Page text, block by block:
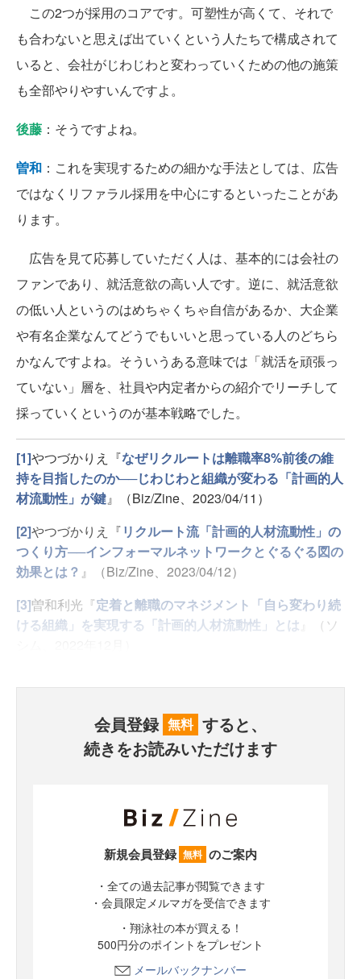
この2つが採用のコアです。可塑性が高くて、それで
も合わないと思えば出ていくという人たちで構成されて
いると、会社がじわじわと変わっていくための他の施策
も全部やりやすいんですよ。
後藤 ：そうですよね。
曽和 ：これを実現するための細かな手法としては、広告
ではなくリファラル採用を中心にするといったことがあ
ります。
広告を見て応募していただく人は、基本的には会社の
ファンであり、就活意欲の高い人です。逆に、就活意欲
の低い人というのはめちゃくちゃ自信があるか、大企業
や有名企業なんてどうでもいいと思っている人のどちら
かなんですよね。そういうある意味では「就活を頑張っ
ていない」層を、社員や内定者からの紹介でリーチして
採っていくというのが基本戦略でした。
[1]やつづかりえ『なぜリクルートは離職率8%前後の維
持を目指したのか──じわじわと組織が変わる「計画的人
材流動性」が鍵』（Biz/Zine、2023/04/11）
[2]やつづかりえ『リクルート流「計画的人材流動性」の
つくり方──インフォーマルネットワークとぐるぐる図の
効果とは？ 』（Biz/Zine、2023/04/12）
[3]曽和利光『定着と離職のマネジメント「自ら変わり続
ける組織」を実現する「計画的人材流動性」とは 』（ソ
会員登録 無料 すると、
続きをお読みいただけます
新規会員登録 無料 のご案内
・全ての過去記事が閲覧できます
・会員限定メルマガを受信できます
・翔泳社の本が買える！
500円分のポイントをプレゼント
メールバックナンバー